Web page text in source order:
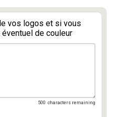
vos logos et si vous
de couleur
500 characters remaining